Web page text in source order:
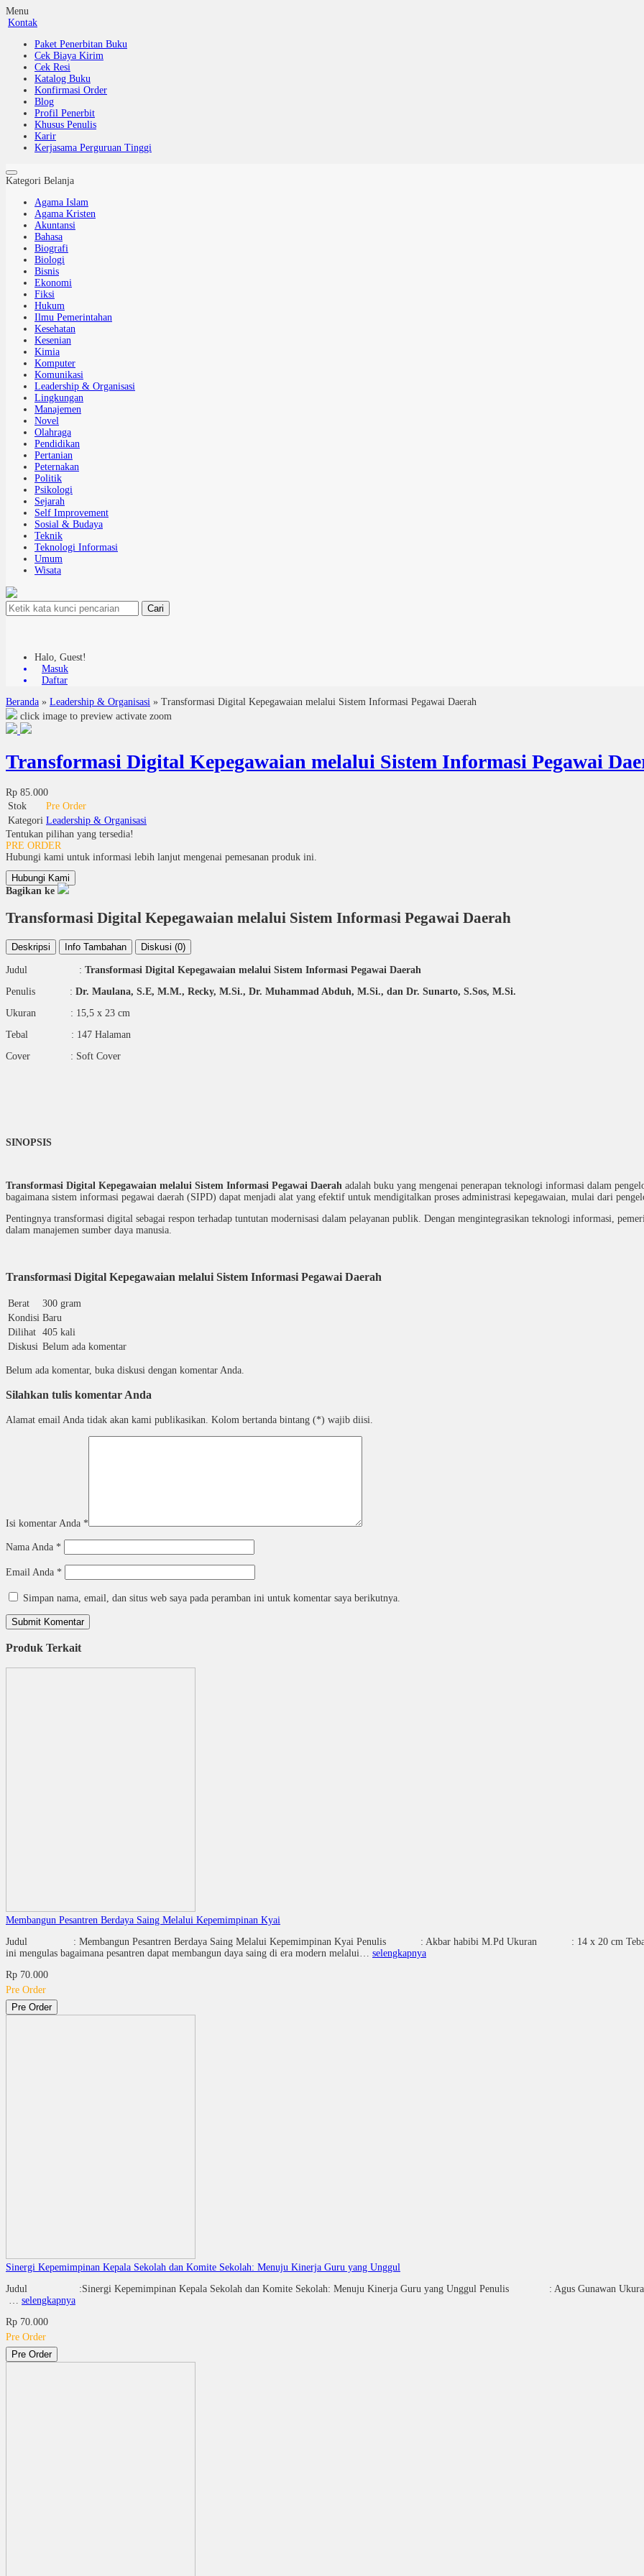
Menu
Kontak
Paket Penerbitan Buku
Cek Biaya Kirim
Cek Resi
Katalog Buku
Konfirmasi Order
Blog
Profil Penerbit
Khusus Penulis
Karir
Kerjasama Perguruan Tinggi
Kategori Belanja
Agama Islam
Agama Kristen
Akuntansi
Bahasa
Biografi
Biologi
Bisnis
Ekonomi
Fiksi
Hukum
Ilmu Pemerintahan
Kesehatan
Kesenian
Kimia
Komputer
Komunikasi
Leadership & Organisasi
Lingkungan
Manajemen
Novel
Olahraga
Pendidikan
Pertanian
Peternakan
Politik
Psikologi
Sejarah
Self Improvement
Sosial & Budaya
Teknik
Teknologi Informasi
Umum
Wisata
Cari
Halo, Guest!
Masuk
Daftar
Beranda » Leadership & Organisasi » Transformasi Digital Kepegawaian melalui Sistem Informasi Pegawai Daerah
click image to preview activate zoom
Transformasi Digital Kepegawaian melalui Sistem Informasi Pegawai
Rp 85.000
Stok
Pre Order
Kategori Leadership & Organisasi
Tentukan pilihan yang tersedia!
PRE ORDER
Hubungi kami untuk informasi lebih lanjut mengenai pemesanan produk ini.
Hubungi Kami
Bagikan ke
Transformasi Digital Kepegawaian melalui Sistem Informasi Pegawai Daerah
Deskripsi Info Tambahan Diskusi (0)
Judul : Transformasi Digital Kepegawaian melalui Sistem Informasi Pegawai Daerah
Penulis : Dr. Maulana, S.E, M.M., Recky, M.Si., Dr. Muhammad Abduh, M.Si., dan Dr. Sunarto, S.Sos, M.Si.
Ukuran : 15,5 x 23 cm
Tebal : 147 Halaman
Cover : Soft Cover
SINOPSIS
Transformasi Digital Kepegawaian melalui Sistem Informasi Pegawai Daerah adalah buku yang mengenai penerapan teknologi informasi dalam
bagaimana sistem informasi pegawai daerah (SIPD) dapat menjadi alat yang efektif untuk mendigitalkan proses administrasi kepegawaian, mulai dari
Pentingnya transformasi digital sebagai respon terhadap tuntutan modernisasi dalam pelayanan publik. Dengan mengintegrasikan teknologi informasi,
dalam manajemen sumber daya manusia.
Transformasi Digital Kepegawaian melalui Sistem Informasi Pegawai Daerah
Berat
300 gram
Kondisi Baru
Dilihat 405 kali
Diskusi Belum ada komentar
Belum ada komentar, buka diskusi dengan komentar Anda.
Silahkan tulis komentar Anda
Alamat email Anda tidak akan kami publikasikan. Kolom bertanda bintang (*) wajib diisi.
Isi komentar Anda *
Nama Anda *
Email Anda *
Simpan nama, email, dan situs web saya pada peramban ini untuk komentar saya berikutnya.
Produk Terkait
Membangun Pesantren Berdaya Saing Melalui Kepemimpinan Kyai
Judul : Membangun Pesantren Berdaya Saing Melalui Kepemimpinan Kyai Penulis : Akbar habibi M.Pd Ukuran : 14 x 20
ini mengulas bagaimana pesantren dapat membangun daya saing di era modern melalui… selengkapnya
Rp 70.000
Pre Order
Pre Order
Sinergi Kepemimpinan Kepala Sekolah dan Komite Sekolah: Menuju Kinerja Guru yang Unggul
Judul :Sinergi Kepemimpinan Kepala Sekolah dan Komite Sekolah: Menuju Kinerja Guru yang Unggul Penulis : Agus
selengkapnya
Rp 70.000
Pre Order
Pre Order